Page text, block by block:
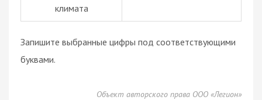
климата
Запишите выбранные цифры под соответствующими
буквами.
Объект авторского права ООО «Легион»